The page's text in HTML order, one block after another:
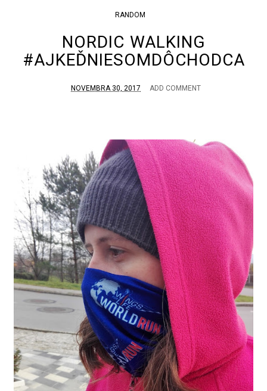
RANDOM
NORDIC WALKING
#AJKEĎNIESOMDÔCHODCA
NOVEMBRA 30, 2017 ADD COMMENT